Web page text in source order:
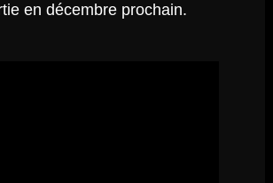
en décembre prochain.